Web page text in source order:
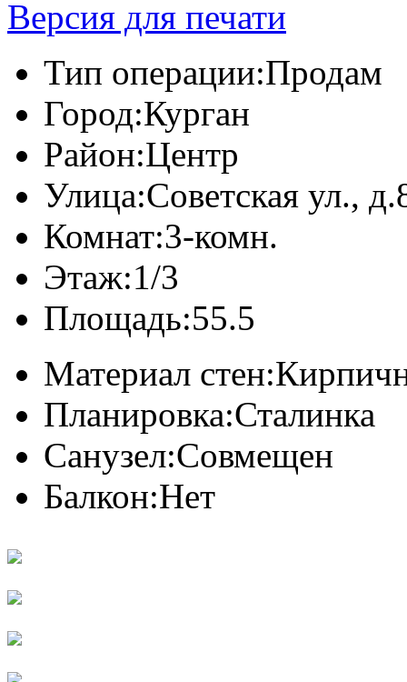
Версия для печати
Тип операции:Продам
Город:Курган
Район:Центр
Улица:Советская ул.,
Комнат:3-комн.
Этаж:1/3
Площадь:55.5
Материал стен:
Планировка:Сталинка
Санузел:Совмещен
Балкон:Нет